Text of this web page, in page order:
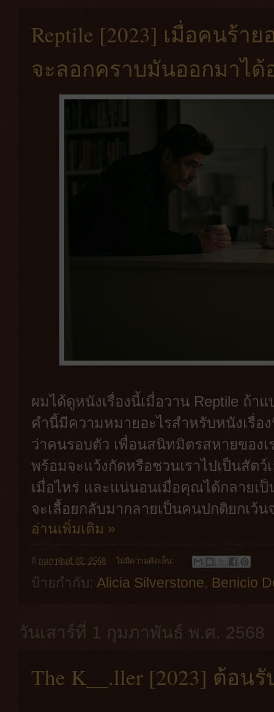
Reptile [2023] เมื่อคนร้า
จะลอกคราบมันออกมาได้
ผมได้ดูหนังเรื่องนี้เมื่อวาน Reptile ถ้า
คำนี้มีความหมายอะไรสำหรับหนังเรื่อ
ว่าคนรอบตัว เพื่อนสนิทมิตรสหายของ
พร้อมจะแว้งกัดหรือชวนเราไปเป็นสัตว์
เมื่อไหร่ และแน่นอนเมื่อคุณได้กลายเ
จะเลื้อยกลับมากลายเป็นคนปกติยกเว้น
อ่านเพิ่มเติม »
ที่ กุมภาพันธ์ 02, 2568 ไม่มีความคิดเห็น:
ป้ายกำกับ: Alicia Silverstone, Benicio
วันเสาร์ที่ 1 กุมภาพันธ์ พ.ศ. 2568
The K__.ller [2023] ต้อน